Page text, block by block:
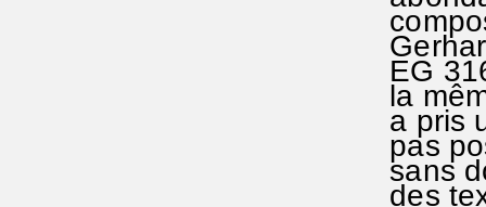
EG
la
a pris
pas
sans
des